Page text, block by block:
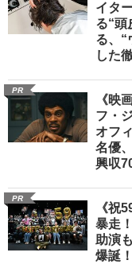
イタ
る“頭
る、“
した
PR
《映
フ・
オフ
名優
興収
PR
《祝
暴走
助演
爆誕